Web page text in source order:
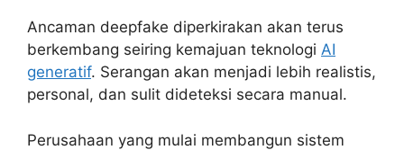
Ancaman deepfake diperkirakan akan terus
berkembang seiring kemajuan teknologi AI
generatif. Serangan akan menjadi lebih realistis,
personal, dan sulit dideteksi secara manual.
Perusahaan yang mulai membangun sistem